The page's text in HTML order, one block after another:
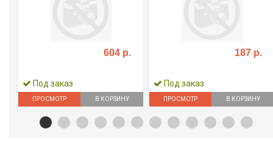
604 р.
Под заказ
ПРОСМОТР В КОРЗИНУ
187 р.
Под заказ
ПРОСМОТР В КОРЗИНУ